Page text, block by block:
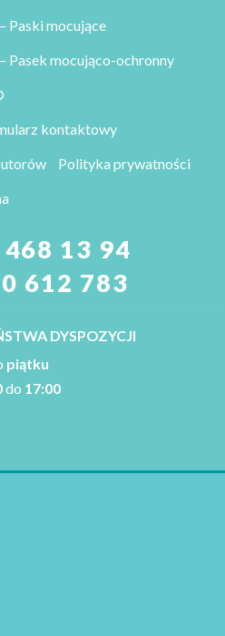
Paski mocujące
Pasek mocująco-ochronny
kontaktowy
Polityka prywatności
13 94
612 783
DYSPOZYCJI
piątku
do 17:00